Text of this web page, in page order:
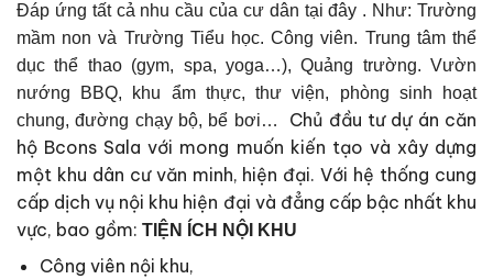
Đáp ứng tất cả nhu cầu của cư dân tại đây . Như: Trường
mầm non và Trường Tiểu học. Công viên. Trung tâm thể
dục thể thao (gym, spa, yoga…), Quảng trường. Vườn
nướng BBQ, khu ẩm thực, thư viện, phòng sinh hoạt
chung, đường chạy bộ, bể bơi…
Chủ đầu tư dự án căn
hộ Bcons Sala với mong muốn kiến ​​tạo và xây dựng
một khu dân cư văn minh, hiện đại. Với hệ thống cung
cấp dịch vụ nội khu hiện đại và đẳng cấp bậc nhất khu
vực, bao gồm: TIỆN ÍCH NỘI KHU
Công viên nội khu,